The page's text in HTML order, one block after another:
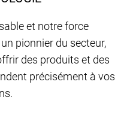
et notre force
pionnier du secteur,
des produits et des
précisément à vos